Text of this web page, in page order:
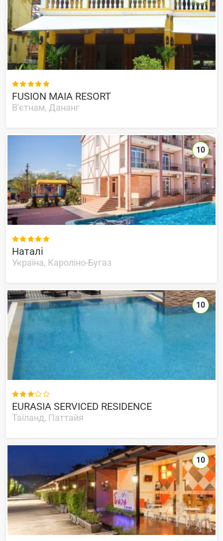

FUSION MAIA RESORT
В'єтнам, Дананг

Наталі
Україна, Кароліно-Бугаз
10

EURASIA SERVICED RESIDENCE
Таїланд, Паттайя
10
10